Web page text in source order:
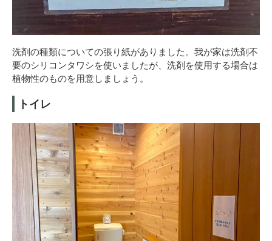
洗剤の種類についての張り紙がありました。我が家は洗剤不
要のシリコンタワシを使いましたが、洗剤を使用する場合は
植物性のものを用意しましょう。
トイレ